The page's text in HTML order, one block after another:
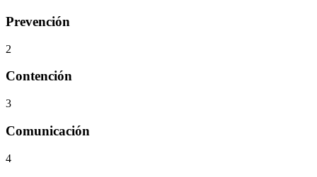
Prevención
2
Contención
3
Comunicación
4